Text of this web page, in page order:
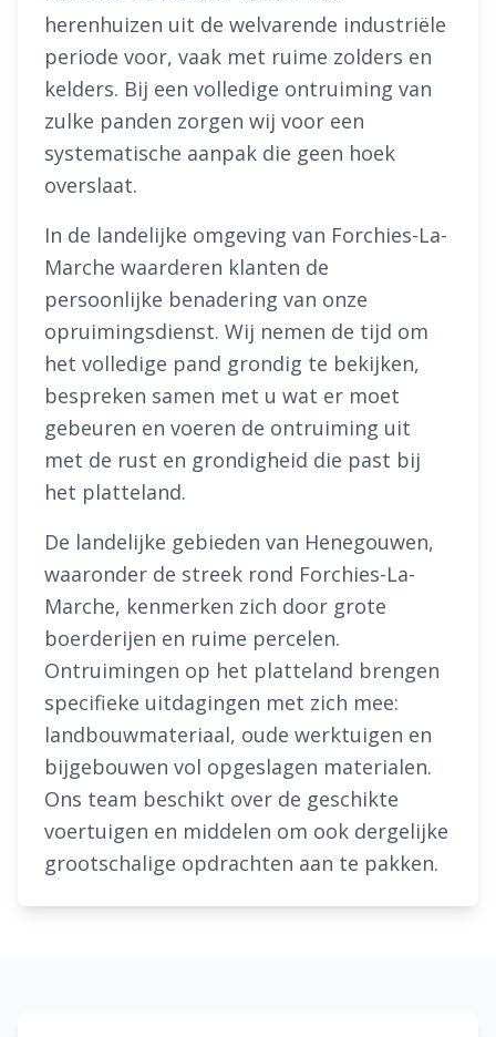
herenhuizen uit de welvarende industriële
periode voor, vaak met ruime zolders en
kelders. Bij een volledige ontruiming van
zulke panden zorgen wij voor een
systematische aanpak die geen hoek
overslaat.
In de landelijke omgeving van Forchies-La-
Marche waarderen klanten de
persoonlijke benadering van onze
opruimingsdienst. Wij nemen de tijd om
het volledige pand grondig te bekijken,
bespreken samen met u wat er moet
gebeuren en voeren de ontruiming uit
met de rust en grondigheid die past bij
het platteland.
De landelijke gebieden van Henegouwen,
waaronder de streek rond Forchies-La-
Marche, kenmerken zich door grote
boerderijen en ruime percelen.
Ontruimingen op het platteland brengen
specifieke uitdagingen met zich mee:
landbouwmateriaal, oude werktuigen en
bijgebouwen vol opgeslagen materialen.
Ons team beschikt over de geschikte
voertuigen en middelen om ook dergelijke
grootschalige opdrachten aan te pakken.